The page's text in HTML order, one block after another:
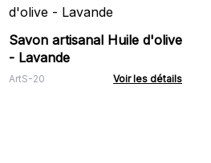
Savon artisanal Huile d'olive
- Lavande
ArtS-20 Voir les détails